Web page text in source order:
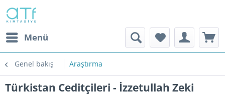
Menü
Genel bakış Araştırma
Türkistan Ceditçileri - İzzetullah Zeki